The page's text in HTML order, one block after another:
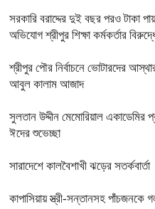
সরকারি বরাদ্দের দুই বছর পরও টাকা
অভিযোগ শ্রীপুর শিক্ষা কর্মকর্তার
শ্রীপুর পৌর নির্বাচনে ভোটারদের
আবুল কালাম আজাদ
সুলতান উদ্দীন মেমোরিয়াল একাডেমির
ঈদের শুভেচ্ছা
সারাদেশে কালবৈশাখী ঝড়ের সতর্কবার্তা
কাপাসিয়ায় স্ত্রী-সন্তানসহ পাঁচজনকে